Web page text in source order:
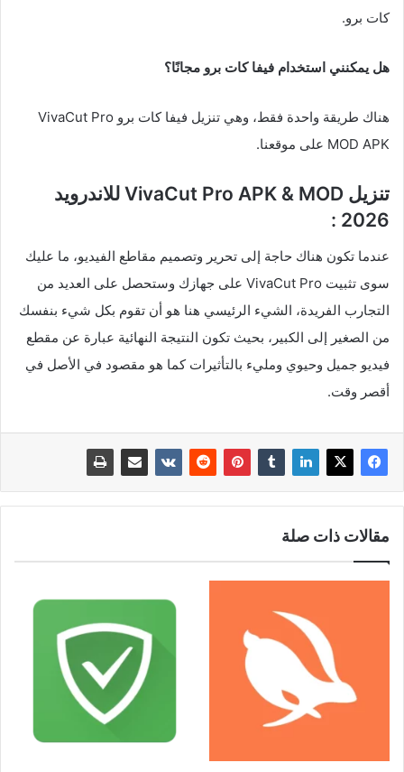
كات برو.
هل يمكنني استخدام فيفا كات برو مجانًا؟
هناك طريقة واحدة فقط، وهي تنزيل فيفا كات برو VivaCut Pro
MOD APK على موقعنا.
تنزيل VivaCut Pro APK & MOD للاندرويد
2026 :
عندما تكون هناك حاجة إلى تحرير وتصميم مقاطع الفيديو، ما عليك
سوى تثبيت VivaCut Pro على جهازك وستحصل على العديد من
التجارب الفريدة، الشيء الرئيسي هنا هو أن تقوم بكل شيء بنفسك
من الصغير إلى الكبير، بحيث تكون النتيجة النهائية عبارة عن مقطع
فيديو جميل وحيوي ومليء بالتأثيرات كما هو مقصود في الأصل في
أقصر وقت.
مقالات ذات صلة